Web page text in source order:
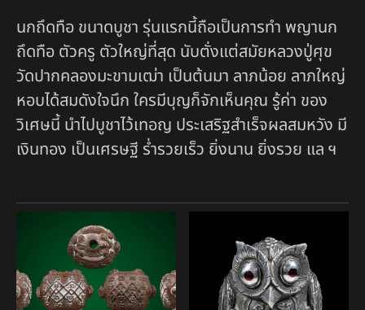
นกถึดทือ ขนาดบูชา รุ่นแรกนี้ถือเป็นการทำ พญานก
ถึดทือ ตัวครู ตัวใหญ่ที่สุด นับตั่งแต่สมัยหลวงปู่ศุข
วัดปากคลองมะขามเฒ่า เป็นต้นมา ลาภน้อย ลาภใหญ่
หอบได้สมดังใจนึก ใครมีบุญก็จักเห็นคุณ รู้ค่า ของ
วิเศษนี้ นำไปบูชาไว้เทอญ ประเสริฐสำเร็จผลสมหวัง มี
เงินทอง เป็นเศรษฐี ร่ำรวยเร็ว ยิ่งนาน ยิ่งรวย แล ฯ